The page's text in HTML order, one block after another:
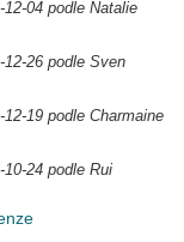
04 podle Natalie
26 podle Sven
19 podle Charmaine
24 podle Rui